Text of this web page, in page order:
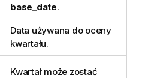
base_date.
Data używana do oceny
kwartału.
Kwartał może zostać